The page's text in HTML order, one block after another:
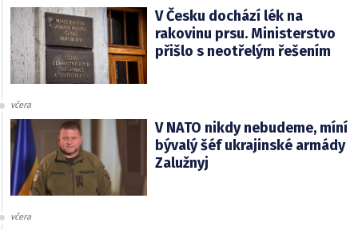
V Česku dochází lék na
rakovinu prsu. Ministerstvo
přišlo s neotřelým řešením
včera
V NATO nikdy nebudeme, míní
bývalý šéf ukrajinské armády
Zalužnyj
včera